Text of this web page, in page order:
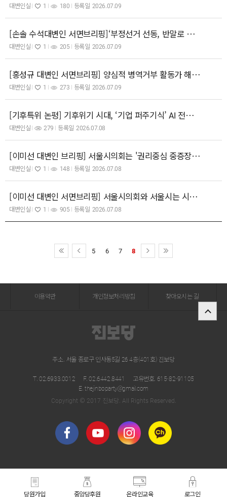
대변인실 1 180 등록일 2026.07.09
[손솔 수석대변인 서면브리핑]‘부정선거 선동, 반말로 대통령 도발’, 장동혁 대표는 자중하십시오.
대변인실 1 205 등록일 2026.07.09
[홍성규 대변인 서면브리핑] 양심적 병역거부 활동가 해직하란 병무청! 노골적인 협박까지! 즉각 철회, 공식 사과하라!
대변인실 1 273 등록일 2026.07.09
[기후특위 논평] 기후위기 시대, ‘기업 퍼주기식’ AI 전력·용수 공급 대책은 안 된다.
대변인실 279 등록일 2026.07.08
[이미선 대변인 브리핑] 서울시의회는 '권리중심 중증장애인 공공일자리'를 제도화하고, 400명 해고자를 원직 복직하라!
대변인실 1 148 등록일 2026.07.08
​[이미선 대변인 서면브리핑] 서울시의회와 서울시는 시민의 공론장, TBS 정상화하라!
대변인실 1 905 등록일 2026.07.08
5 6 7 8
이용약관 개인정보처리방침 찾아오시는 길
주소. 서울 종로구 인사동5길 26 4층(401호) 진보당
T. 02.6933.0012 F. 02.6442.8441
고유번호. 615-82-91105
E. thejinboparty@gmail.com
Copyright © 2017 진보당. All Rights Reserved.
당원가입 중앙당후원 온라인교육 로그인